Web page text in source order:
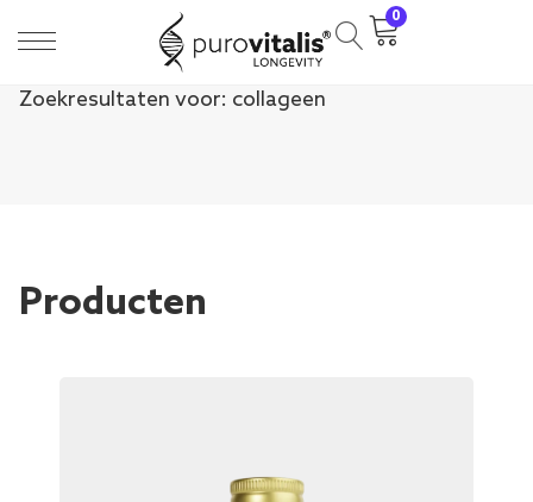
0
Zoekresultaten voor: collageen
Producten